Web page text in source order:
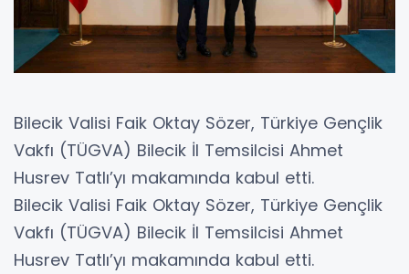
Bilecik Valisi Faik Oktay Sözer, Türkiye Gençlik
Vakfı (TÜGVA) Bilecik İl Temsilcisi Ahmet
Husrev Tatlı’yı makamında kabul etti.
Bilecik Valisi Faik Oktay Sözer, Türkiye Gençlik
Vakfı (TÜGVA) Bilecik İl Temsilcisi Ahmet
Husrev Tatlı’yı makamında kabul etti.